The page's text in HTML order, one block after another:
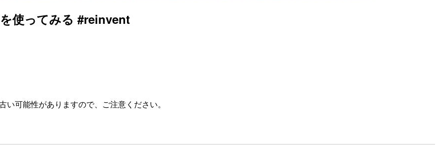
使ってみる #reinvent
可能性がありますので、ご注意ください。